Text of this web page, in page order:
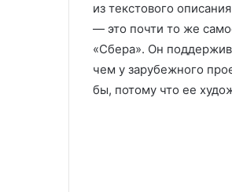
из текстового
— это почти то же
«Сбера». Он
чем у зарубежного
бы, потому что ее